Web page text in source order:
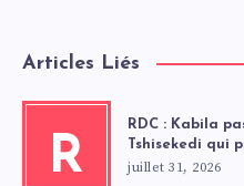
Articles Liés
R
RDC : Kabila
Tshisekedi qui
juillet 31, 2026